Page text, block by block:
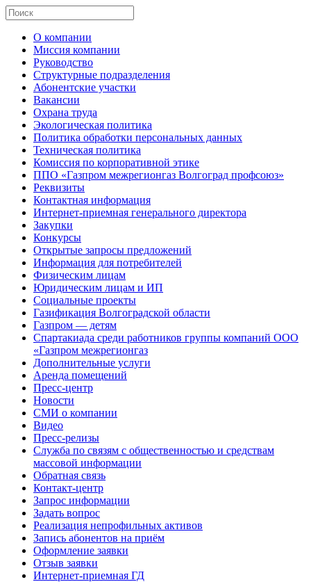
О компании
Миссия компании
Руководство
Структурные подразделения
Абонентские участки
Вакансии
Охрана труда
Экологическая политика
Политика обработки персональных данных
Техническая политика
Комиссия по корпоративной этике
ППО «Газпром межрегионгаз Волгоград профсоюз»
Реквизиты
Контактная информация
Интернет-приемная генерального директора
Закупки
Конкурсы
Открытые запросы предложений
Информация для потребителей
Физическим лицам
Юридическим лицам и ИП
Социальные проекты
Газификация Волгоградской области
Газпром — детям
Спартакиада среди работников группы компаний ООО
«Газпром межрегионгаз
Дополнительные услуги
Аренда помещений
Пресс-центр
Новости
СМИ о компании
Видео
Пресс-релизы
Служба по связям с общественностью и средствам
массовой информации
Обратная связь
Контакт-центр
Запрос информации
Задать вопрос
Реализация непрофильных активов
Запись абонентов на приём
Оформление заявки
Отзыв заявки
Интернет-приемная ГД